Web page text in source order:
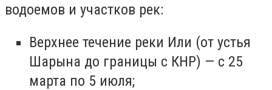
водоемов и участков рек:
Верхнее течение реки Или (от устья
Шарына до границы с КНР) — с 25
марта по 5 июля;